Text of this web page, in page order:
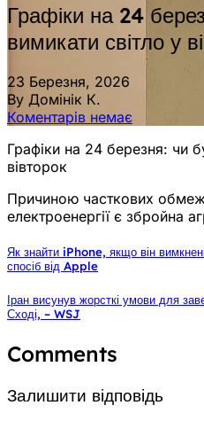
Графіки на 24
вимикати світло у
23 Березня, 2026
By Домінік К.
Коментарів немає
Графіки на 24 березня: чи
вівторок
Причиною часткових
електроенергії є збройна
Як знайти iPhone, якщо він
спосіб від Apple
Іран висунув жорсткі умови для
Сході, – WSJ
Comments
Залишити відповідь